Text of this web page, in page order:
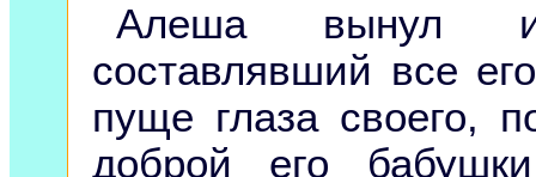
Алеша вынул
составлявший все
пуще глаза своего,
доброй его